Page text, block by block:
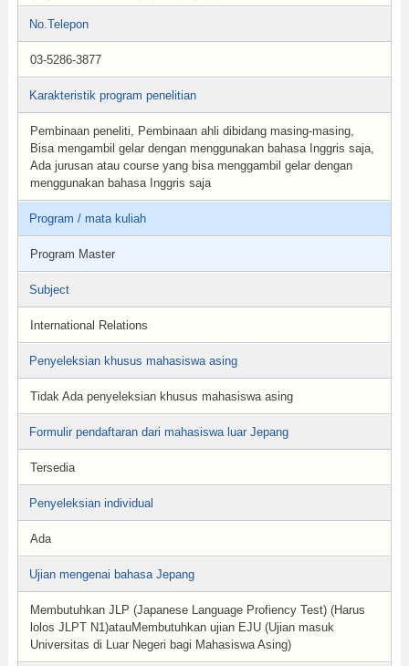
No.Telepon
03-5286-3877
Karakteristik program penelitian
Pembinaan peneliti, Pembinaan ahli dibidang masing-masing,
Bisa mengambil gelar dengan menggunakan bahasa Inggris saja,
Ada jurusan atau course yang bisa menggambil gelar dengan
menggunakan bahasa Inggris saja
Program / mata kuliah
Program Master
Subject
International Relations
Penyeleksian khusus mahasiswa asing
Tidak Ada penyeleksian khusus mahasiswa asing
Formulir pendaftaran dari mahasiswa luar Jepang
Tersedia
Penyeleksian individual
Ada
Ujian mengenai bahasa Jepang
Membutuhkan JLP (Japanese Language Profiency Test) (Harus
lolos JLPT N1)atauMembutuhkan ujian EJU (Ujian masuk
Universitas di Luar Negeri bagi Mahasiswa Asing)